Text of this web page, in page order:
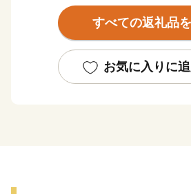
では大海川が日本海に、南部では
いでいます。また、これらの地形
世界的哲学者である西田幾多郎の
市には、純粋に哲学をテーマとし
すべての返礼品
お気に入りに